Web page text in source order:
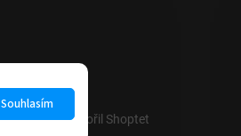
Souhlasím
Vytvořil Shoptet